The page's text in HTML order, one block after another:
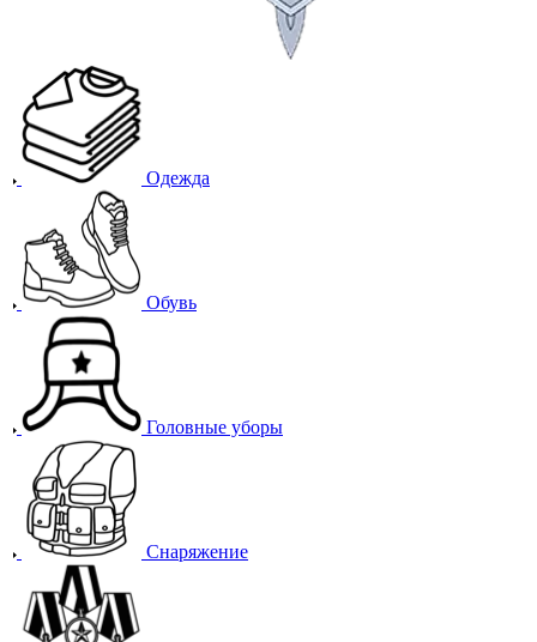
Одежда
Обувь
Головные уборы
Снаряжение